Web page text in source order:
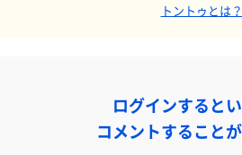
トントゥとは？
ログインすると
コメントすること